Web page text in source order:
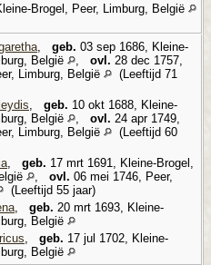
Brogel, Peer, Limburg, België
geb. 03 sep 1686, Kleine-
België
ovl. 28 dec 1757,
Limburg, België
(Leeftijd 71
geb. 10 okt 1688, Kleine-
België
ovl. 24 apr 1749,
Limburg, België
(Leeftijd 60
geb. 17 mrt 1691, Kleine-Brogel,
ovl. 06 mei 1746, Peer,
(Leeftijd 55 jaar)
geb. 20 mrt 1693, Kleine-
België
geb. 17 jul 1702, Kleine-
België